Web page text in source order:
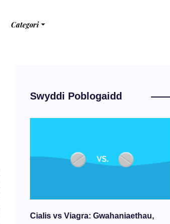
Categori
Swyddi Poblogaidd
Cialis vs Viagra: Gwahaniaethau,